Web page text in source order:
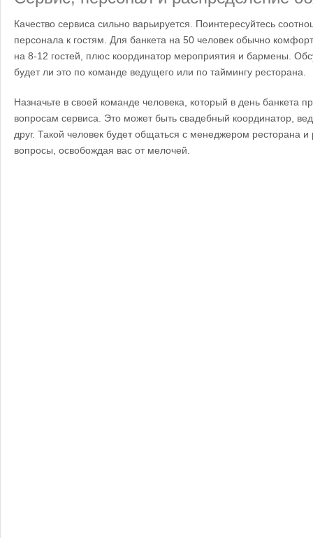
Качество сервиса сильно варьируется. Поинтересуйтесь
персонала к гостям. Для банкета на 50 человек обычно
на 8-12 гостей, плюс координатор мероприятия и бармены.
будет ли это по команде ведущего или по таймингу ресторана.
Назначьте в своей команде человека, который в день банкета
вопросам сервиса. Это может быть свадебный координатор,
друг. Такой человек будет общаться с менеджером ресторана
вопросы, освобождая вас от мелочей.